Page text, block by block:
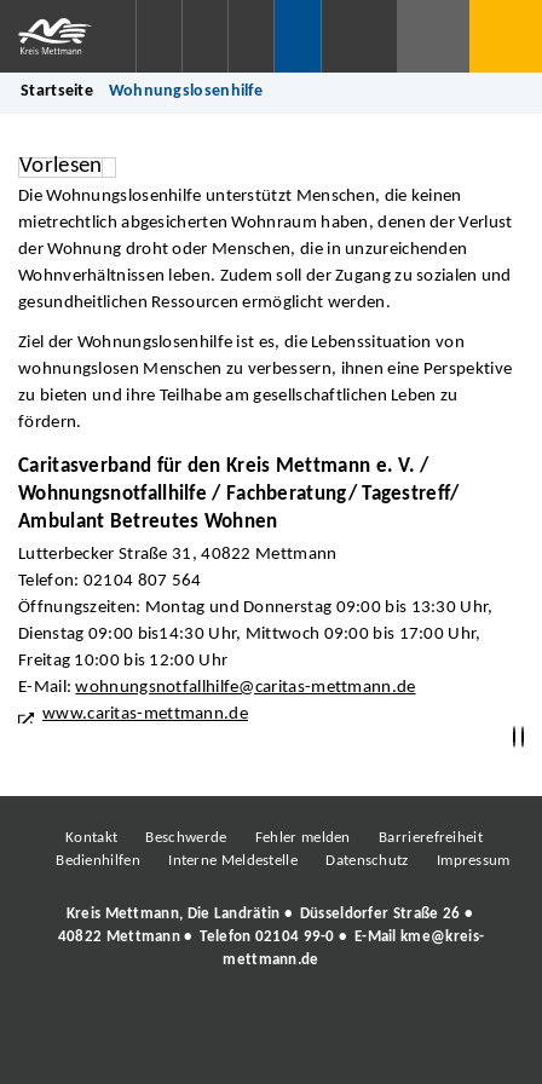
Startseite Wohnungslosenhilfe
Vorlesen
Die Wohnungslosenhilfe unterstützt Menschen, die keinen
mietrechtlich abgesicherten Wohnraum haben, denen der Verlust
der Wohnung droht oder Menschen, die in unzureichenden
Wohnverhältnissen leben. Zudem soll der Zugang zu sozialen und
gesundheitlichen Ressourcen ermöglicht werden.
Ziel der Wohnungslosenhilfe ist es, die Lebenssituation von
wohnungslosen Menschen zu verbessern, ihnen eine Perspektive
zu bieten und ihre Teilhabe am gesellschaftlichen Leben zu
fördern.
Caritasverband für den Kreis Mettmann e. V. /
Wohnungsnotfallhilfe / Fachberatung/ Tagestreff/
Ambulant Betreutes Wohnen
Lutterbecker Straße 31, 40822 Mettmann
Telefon: 02104 807 564
Öffnungszeiten: Montag und Donnerstag 09:00 bis 13:30 Uhr,
Dienstag 09:00 bis14:30 Uhr, Mittwoch 09:00 bis 17:00 Uhr,
Freitag 10:00 bis 12:00 Uhr
E-Mail:wohnungsnotfallhilfe@caritas-mettmann.de
www.caritas-mettmann.de
Kontakt Beschwerde Fehler melden
Barrierefreiheit
Bedienhilfen
Interne Meldestelle Datenschutz Impressum
Kreis Mettmann, Die Landrätin • Düsseldorfer Straße 26 •
40822 Mettmann • Telefon 02104 99-0 • E-Mail
kme@kreis-
mettmann.de